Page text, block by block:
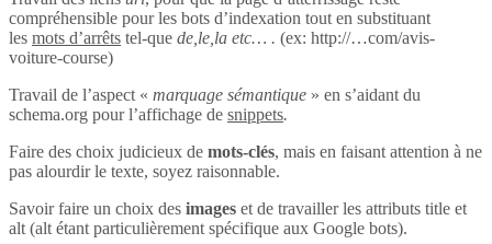
compréhensible pour les bots d’indexation tout en substituant
les mots d’arrêts tel-que de,le,la etc… . (ex: http://…com/avis-
voiture-course)
Travail de l’aspect « marquage sémantique » en s’aidant du
schema.org pour l’affichage de snippets.
Faire des choix judicieux de mots-clés, mais en faisant attention à ne
pas alourdir le texte, soyez raisonnable.
Savoir faire un choix des images et de travailler les attributs title et
alt (alt étant particulièrement spécifique aux Google bots).